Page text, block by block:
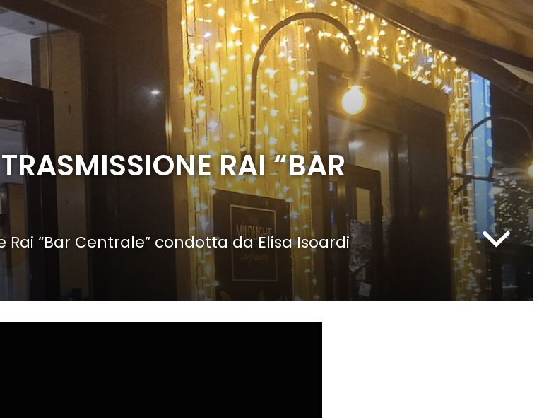
RAI “BAR
“Bar Centrale” condotta da Elisa Isoardi